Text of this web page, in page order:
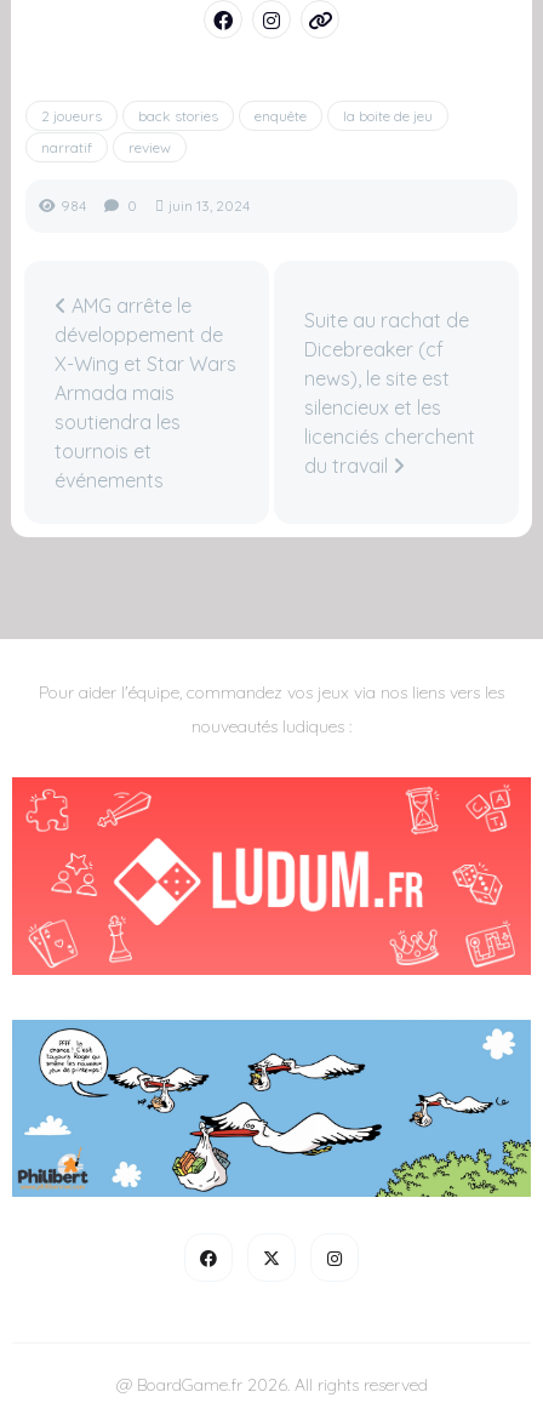
2 joueurs back stories enquête
la boite de jeu
narratif
review
984 0 juin 13, 2024
AMG arrête le
développement de
X-Wing et Star Wars
Armada mais
soutiendra les
tournois et
événements
Suite au rachat de
Dicebreaker (cf
news), le site est
silencieux et les
licenciés cherchent
du travail
Pour aider l'équipe, commandez vos jeux via nos liens vers les
nouveautés ludiques :
@ BoardGame.fr 2026. All rights reserved